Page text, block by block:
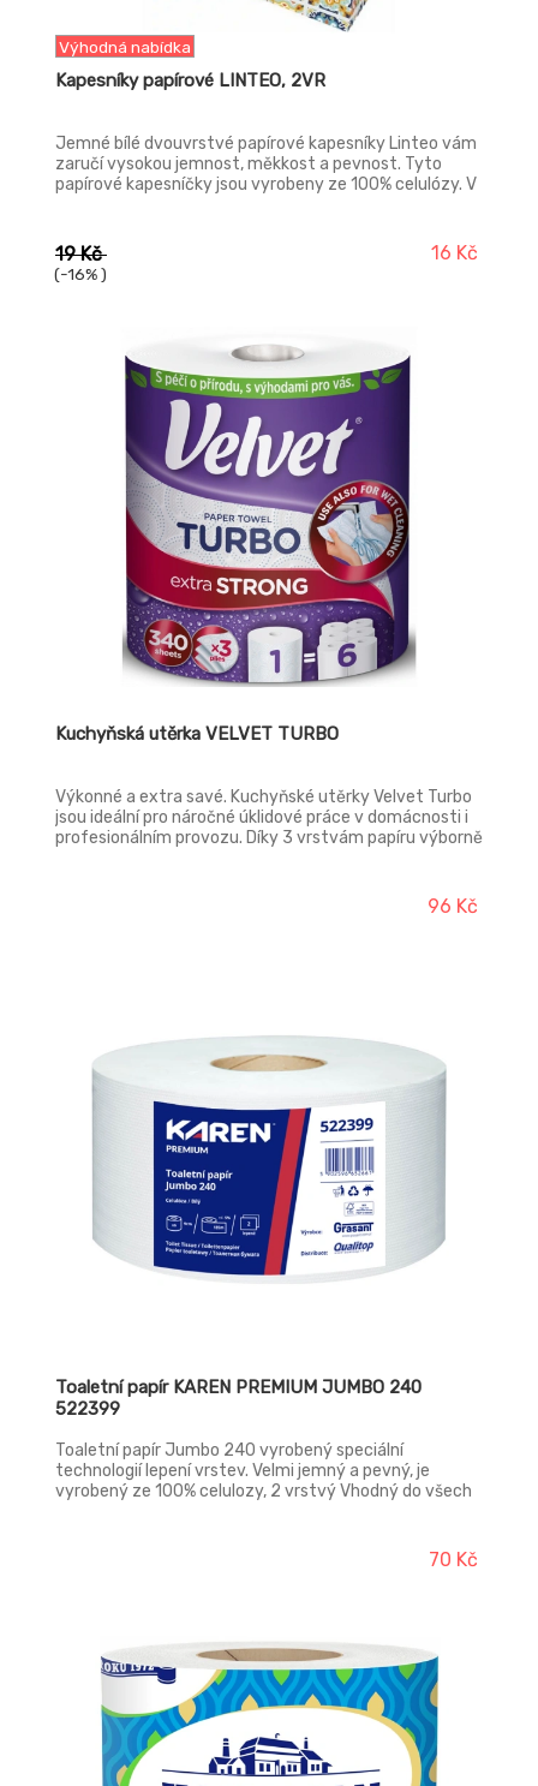
Výhodná nabídka
Kapesníky papírové LINTEO, 2VR
Jemné bílé dvouvrstvé papírové kapesníky Linteo vám
zaručí vysokou jemnost, měkkost a pevnost. Tyto
papírové kapesníčky jsou vyrobeny ze 100% celulózy. V
19 Kč
(-16% )
16 Kč
Kuchyňská utěrka VELVET TURBO
Výkonné a extra savé. Kuchyňské utěrky Velvet Turbo
jsou ideální pro náročné úklidové práce v domácnosti i
profesionálním provozu. Díky 3 vrstvám papíru výborně
96 Kč
Toaletní papír KAREN PREMIUM JUMBO 240
522399
Toaletní papír Jumbo 240 vyrobený speciální
technologií lepení vrstev. Velmi jemný a pevný, je
vyrobený ze 100% celulozy, 2 vrstvý Vhodný do všech
70 Kč